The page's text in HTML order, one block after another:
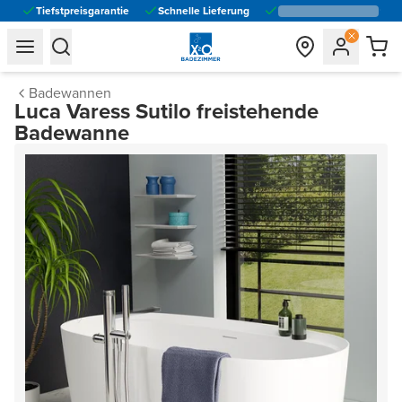
Tiefstpreisgarantie Schnelle Lieferung
general.navigation.toggle_menu.label
general.navigation.toggle_menu.label
Badewannen
Luca Varess Sutilo freistehende
Badewanne